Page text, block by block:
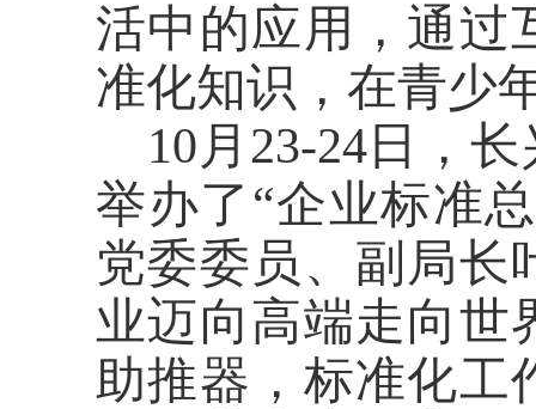
活中的应用， 通过
准化知识 ， 在青少
10月23-24日，
举办了“企业标准
党委委员、副局长
业迈向高端走向世
助推器，标准化工